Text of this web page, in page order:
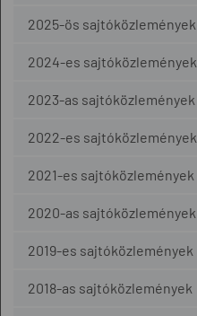
2025-ös sajtóközlemények
2024-es sajtóközlemények
2023-as sajtóközlemények
2022-es sajtóközlemények
2021-es sajtóközlemények
2020-as sajtóközlemények
2019-es sajtóközlemények
2018-as sajtóközlemények